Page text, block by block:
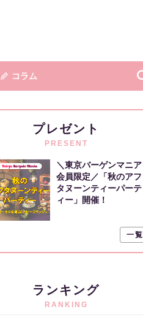
コラム
プレゼント
PRESENT
＼東京バーゲンマニア
会員限定／「秋のアフ
タヌーンティーパーテ
ィー」開催！
一覧
ランキング
RANKING